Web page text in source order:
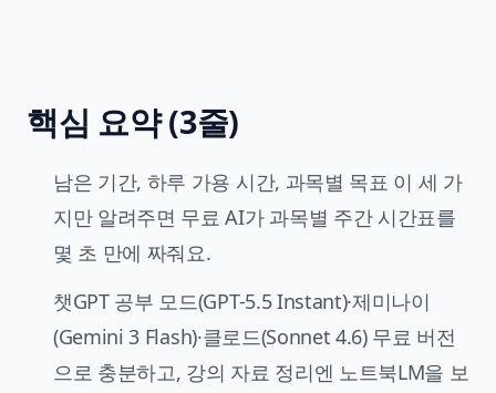
핵심 요약 (3줄)
남은 기간, 하루 가용 시간, 과목별 목표 이 세 가
지만 알려주면 무료 AI가 과목별 주간 시간표를
몇 초 만에 짜줘요.
챗GPT 공부 모드(GPT-5.5 Instant)·제미나이
(Gemini 3 Flash)·클로드(Sonnet 4.6) 무료 버전
으로 충분하고, 강의 자료 정리엔 노트북LM을 보